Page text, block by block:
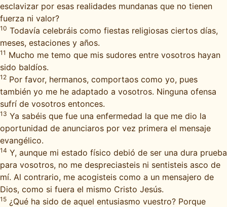
esclavizar por esas realidades mundanas que no tienen
fuerza ni valor?
10 Todavía celebráis como fiestas religiosas ciertos días,
meses, estaciones y años.
11 Mucho me temo que mis sudores entre vosotros hayan
sido baldíos.
12 Por favor, hermanos, comportaos como yo, pues
también yo me he adaptado a vosotros. Ninguna ofensa
sufrí de vosotros entonces.
13 Ya sabéis que fue una enfermedad la que me dio la
oportunidad de anunciaros por vez primera el mensaje
evangélico.
14 Y, aunque mi estado físico debió de ser una dura prueba
para vosotros, no me despreciasteis ni sentisteis asco de
mí. Al contrario, me acogisteis como a un mensajero de
Dios, como si fuera el mismo Cristo Jesús.
15 ¿Qué ha sido de aquel entusiasmo vuestro? Porque